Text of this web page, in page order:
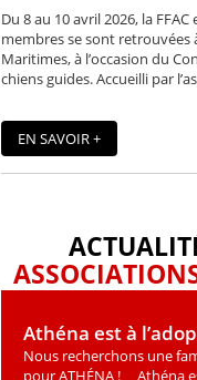
Du 8 au 10 avril 2026, la
membres se sont retrouvées
Maritimes, à l’occasion du
chiens guides. Accueilli par
EN SAVOIR +
Athéna est à
Nous recherchons une
pour ATHÉNA ! Athéna